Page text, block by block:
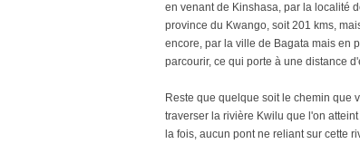
en venant de Kinshasa, par la localité
province du Kwango, soit 201 kms,
encore, par la ville de Bagata mais en
parcourir, ce qui porte à une distance
Reste que quelque soit le chemin que
traverser la rivière Kwilu que l'on
la fois, aucun pont ne reliant sur cette